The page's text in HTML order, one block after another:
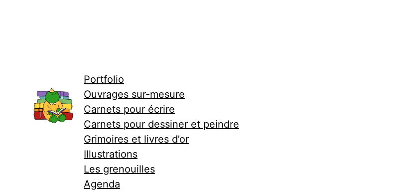
Portfolio
Ouvrages sur-mesure
Carnets pour écrire
Carnets pour dessiner et peindre
Grimoires et livres d’or
Illustrations
Les grenouilles
Agenda